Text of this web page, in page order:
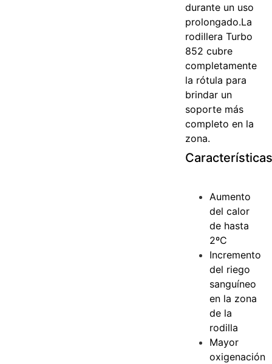
durante un uso
prolongado.La
rodillera Turbo
852 cubre
completamente
la rótula para
brindar un
soporte más
completo en la
zona.
Aumento
del calor
de hasta
2ºC
Incremento
del riego
sanguíneo
en la zona
de la
rodilla
Mayor
oxigenación